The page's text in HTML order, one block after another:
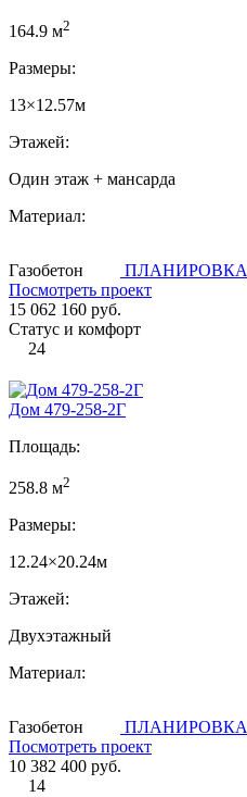
164.9 м2
Размеры:
13×12.57м
Этажей:
Один этаж + мансарда
Материал:
Газобетон
ПЛАНИРОВКА
Посмотреть проект
15 062 160 руб.
Статус и комфорт
24
Дом 479-258-2Г
Площадь:
258.8 м2
Размеры:
12.24×20.24м
Этажей:
Двухэтажный
Материал:
Газобетон
ПЛАНИРОВКА
Посмотреть проект
10 382 400 руб.
14